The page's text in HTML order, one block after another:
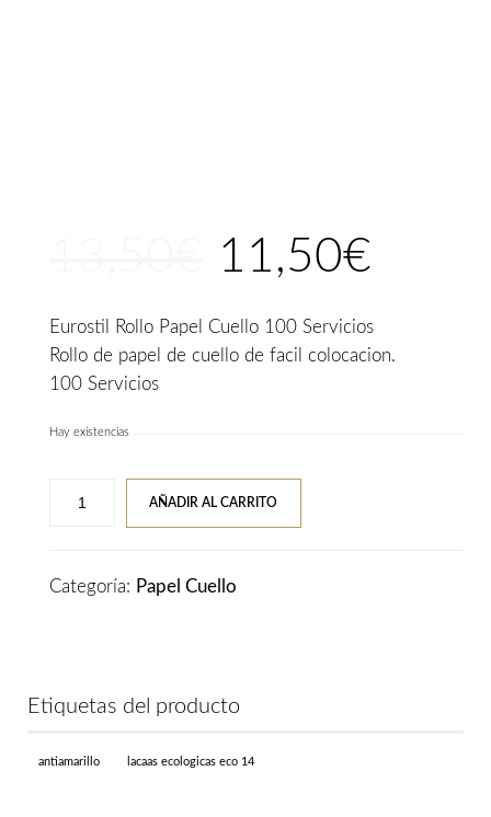
El
precio
era:
13,50€.
11,50€
es:
11,50€.
Eurostil Rollo Papel Cuello 100 Servicios
Rollo de papel de cuello de facil colocacion.
100 Servicios
Hay existencias
Cuello
Rollos
AÑADIR AL CARRITO
Categoría: Papel Cuello
Etiquetas del producto
antiamarillo lacaas ecologicas eco 14